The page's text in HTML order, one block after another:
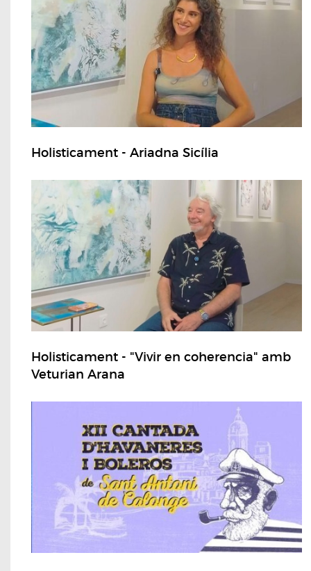
Holisticament - Ariadna Sicília
Holisticament - "Vivir en coherencia" amb
Veturian Arana